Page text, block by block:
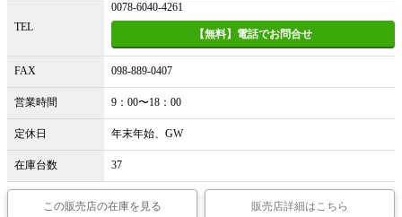
TEL
0078-6040-4261
【無料】電話でお問合せ
FAX 098-889-0407
営業時間 9：00〜18：00
定休日 年末年始、GW
在庫台数 37
この販売店の在庫を見る 販売店詳細はこちら